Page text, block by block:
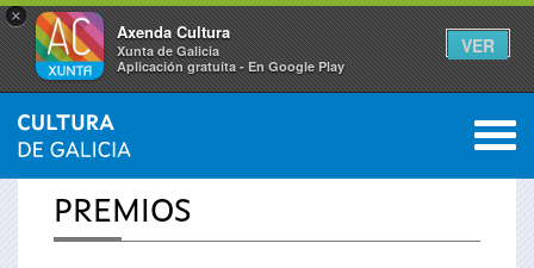
×
Axenda Cultura
Xunta de Galicia
Aplicación gratuíta - En Google Play
VER
Vostede
está
INICIO 0
PREMIOS